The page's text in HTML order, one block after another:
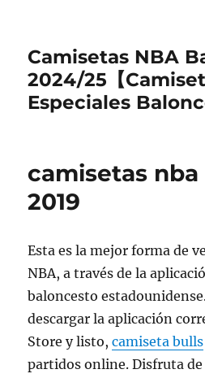
Camisetas NBA
2024/25【
Especiales
camisetas
2019
Esta es la mejor forma de
NBA, a través de la
baloncesto
descargar la aplicación
Store y listo,camiseta bulls
partidos online. Disfruta